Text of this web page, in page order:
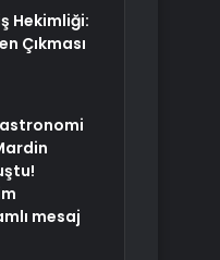
Hekimliği:
Çıkması
mesaj